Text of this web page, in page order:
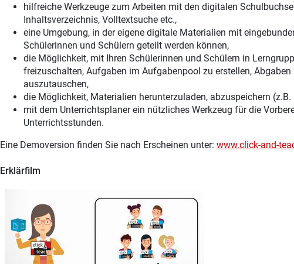
hilfreiche Werkzeuge zum Arbeiten mit den digitalen
Inhaltsverzeichnis, Volltextsuche etc.,
eine Umgebung, in der eigene digitale Materialien mit
Schülerinnen und Schülern geteilt werden können,
die Möglichkeit, mit Ihren Schülerinnen und Schülern in
freizuschalten, Aufgaben im Aufgabenpool zu erstellen,
auszutauschen,
die Möglichkeit, Materialien herunterzuladen, abzuspeichern
mit dem Unterrichtsplaner ein nützliches Werkzeug für die
Unterrichtsstunden.
Eine Demoversion finden Sie nach Erscheinen unter: www.click-and-
Erklärfilm